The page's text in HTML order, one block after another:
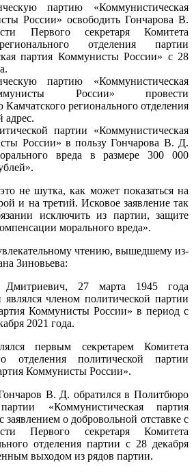
партию «Коммунистическая
России» освободить Гончарова В.
Первого секретаря Комитета
отделения партии
партия Коммунисты России» с 28
партию «Коммунистическая
России» провести
Камчатского регионального отделения
адрес.
партии «Коммунистическая
России» в пользу Гончарова В. Д.
вреда в размере 300 000
не шутка, как может показаться на
и на третий. Исковое заявление так
исключить из партии, защите
морального вреда».
чтению, вышедшему из-
Зиновьева:
Дмитриевич, 27 марта 1945 года
членом политической партии
Коммунисты России» в период с
2021 года.
первым секретарем Комитета
отделения политической партии
Коммунисты России».
В. Д. обратился в Политбюро
«Коммунистическая партия
о добровольной отставке с
Первого секретаря Комитета
отделения партии с 28 декабря
выходом из рядов партии.